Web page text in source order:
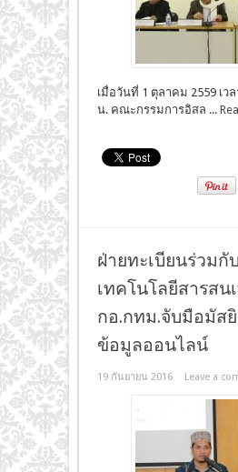
เมื่อวันที่ 1 ตุลาคม 2559 เวล
น. คณะกรรมการอิสล ...
ฝ่ายทะเบียนร่วมกั
เทคโนโลยีสารสน
กอ.กทม.จับมือมัส
ข้อมูลออนไลน์
19 กันยายน 2016 Leave a